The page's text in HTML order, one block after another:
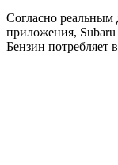
Согласно реальным
приложения,
Бензин потребляет